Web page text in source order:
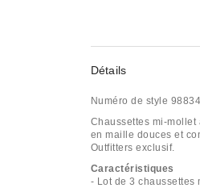
Détails
Numéro de style
Chaussettes mi-
en maille douces et
Outfitters exclusif.
Caractéristiques
- Lot de 3 chaussettes